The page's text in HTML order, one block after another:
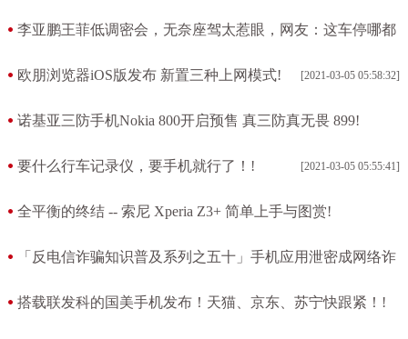
李亚鹏王菲低调密会，无奈座驾太惹眼，网友：这车停哪都
[2021-03-05 06:17:11]
欧朋浏览器iOS版发布 新置三种上网模式! [2021-03-05 05:58:32]
诺基亚三防手机Nokia 800开启预售 真三防真无畏 899!
要什么行车记录仪，要手机就行了！! [2021-03-05 05:55:41]
全平衡的终结 -- 索尼 Xperia Z3+ 简单上手与图赏!
「反电信诈骗知识普及系列之五十」手机应用泄密成网络诈
[2021-03-05 04:59:17]
搭载联发科的国美手机发布！天猫、京东、苏宁快跟紧！!